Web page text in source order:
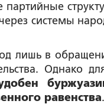
системы
лишь в
Однако
равенства.